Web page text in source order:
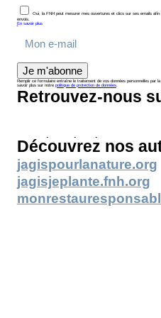
Oui, la FNH peut mesurer mes ouvertures et clics sur ses emails afin
envois.
En savoir plus
Je m'abonne
Remplir ce formulaire entraîne le traitement de vos données personnelles par
savoir plus sur notre politique de protection de données.
Retrouvez-nous
Découvrez nos
jagispourlanature.org
jagisjeplante.fnh.org